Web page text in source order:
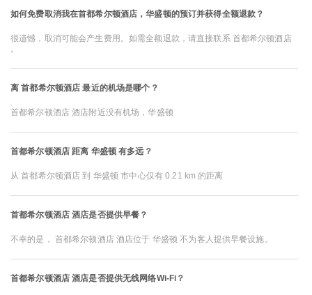
如何免费取消我在首都希尔顿酒店，华盛顿的预订并获得全额退款？
很遗憾，取消可能会产生费用。如需全额退款，请直接联系 首都希尔顿酒店
离 首都希尔顿酒店 最近的机场是哪个？
首都希尔顿酒店 酒店附近没有机场，华盛顿
首都希尔顿酒店 距离 华盛顿 有多远？
从 首都希尔顿酒店 到 华盛顿 市中心仅有 0.21 km 的距离
首都希尔顿酒店 酒店是否提供早餐？
不幸的是， 首都希尔顿酒店 酒店位于 华盛顿 不为客人提供早餐设施。
首都希尔顿酒店 酒店是否提供无线网络Wi-Fi？